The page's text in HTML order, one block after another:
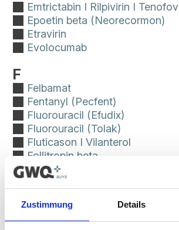
Zustimmung Details
Emtrictabin I Rilpivirin I
Epoetin beta (Neorecormon)
Etravirin
Evolocumab
F
Felbamat
Fentanyl (Pecfent)
Fluorouracil (Efudix)
Fluorouracil (Tolak)
Fluticason I Vilanterol
Follitropin beta
Follitropin delta
Formoterol I Glycopyrronium I
G